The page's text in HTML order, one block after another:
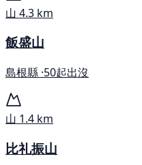
山 4.3 km
飯盛山
島根縣 ·50起出沒
山 1.4 km
比礼振山